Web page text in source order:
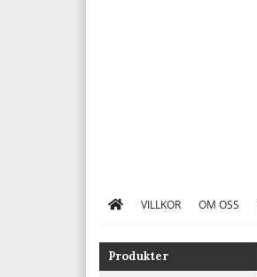
VILLKOR OM OSS
Produkter